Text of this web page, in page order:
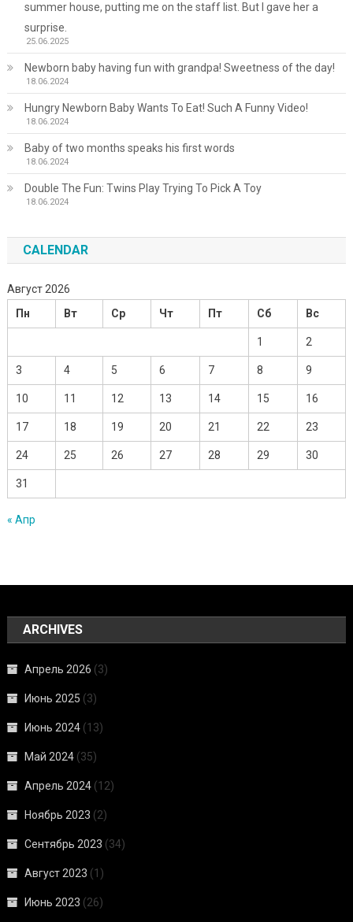
summer house, putting me on the staff list. But I gave her a
surprise.
25.06.2025
Newborn baby having fun with grandpa! Sweetness of the day!
18.06.2024
Hungry Newborn Baby Wants To Eat! Such A Funny Video!
18.06.2024
Baby of two months speaks his first words
18.06.2024
Double The Fun: Twins Play Trying To Pick A Toy
18.06.2024
CALENDAR
Август 2026
Пн
Вт Ср Чт Пт Сб Вс
1 2
3 4 5 6 7 8 9
10 11 12 13 14 15 16
17 18 19 20 21 22 23
24 25 26 27 28 29 30
31
« Апр
ARCHIVES
Апрель 2026 (3)
Июнь 2025 (3)
Июнь 2024 (13)
Май 2024 (35)
Апрель 2024 (12)
Ноябрь 2023 (2)
Сентябрь 2023 (34)
Август 2023 (1)
Июнь 2023 (26)